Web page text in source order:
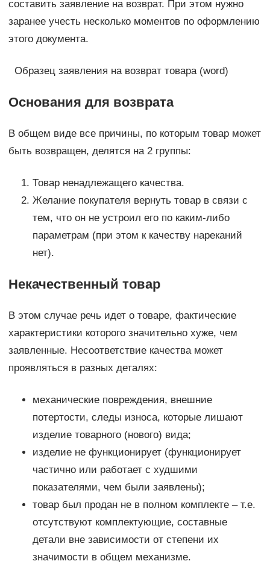
составить заявление на возврат. При этом нужно
заранее учесть несколько моментов по оформлению
этого документа.
Образец заявления на возврат товара (word)
Основания для возврата
В общем виде все причины, по которым товар может
быть возвращен, делятся на 2 группы:
Товар ненадлежащего качества.
Желание покупателя вернуть товар в связи с
тем, что он не устроил его по каким-либо
параметрам (при этом к качеству нареканий
нет).
Некачественный товар
В этом случае речь идет о товаре, фактические
характеристики которого значительно хуже, чем
заявленные. Несоответствие качества может
проявляться в разных деталях:
механические повреждения, внешние
потертости, следы износа, которые лишают
изделие товарного (нового) вида;
изделие не функционирует (функционирует
частично или работает с худшими
показателями, чем были заявлены);
товар был продан не в полном комплекте – т.е.
отсутствуют комплектующие, составные
детали вне зависимости от степени их
значимости в общем механизме.